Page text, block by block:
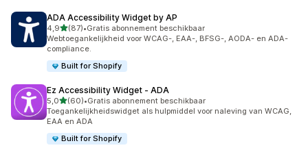
ADA Accessibility Widget by AP
4,9van 5 sterren
(87)
87 recensies in totaal
•Gratis abonnement beschikbaar
Webtoegankelijkheid voor WCAG-, EAA-, BFSG-, AODA- en ADA-
compliance.
Built for Shopify
Ez Accessibility Widget ‑ ADA
5,0van 5 sterren
(60)
60 recensies in totaal
•Gratis abonnement beschikbaar
Toegankelijkheidswidget als hulpmiddel voor naleving van WCAG,
EAA en ADA
Built for Shopify